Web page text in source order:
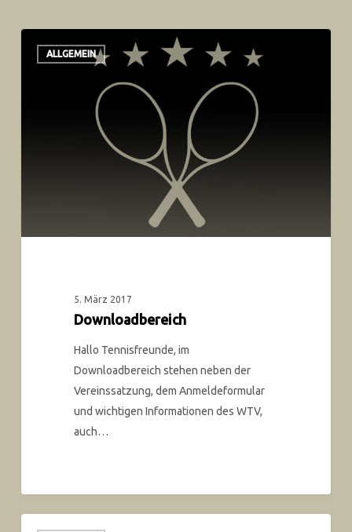
ALLGEMEIN
5. März 2017
Downloadbereich
Hallo Tennisfreunde, im
Downloadbereich stehen neben der
Vereinssatzung, dem Anmeldeformular
und wichtigen Informationen des WTV,
auch…